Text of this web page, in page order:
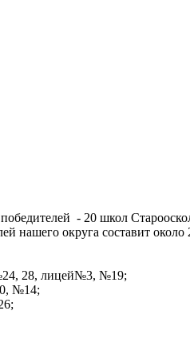
- 20 школ
нашего округа составит
28, лицей№3, №19;
№14;